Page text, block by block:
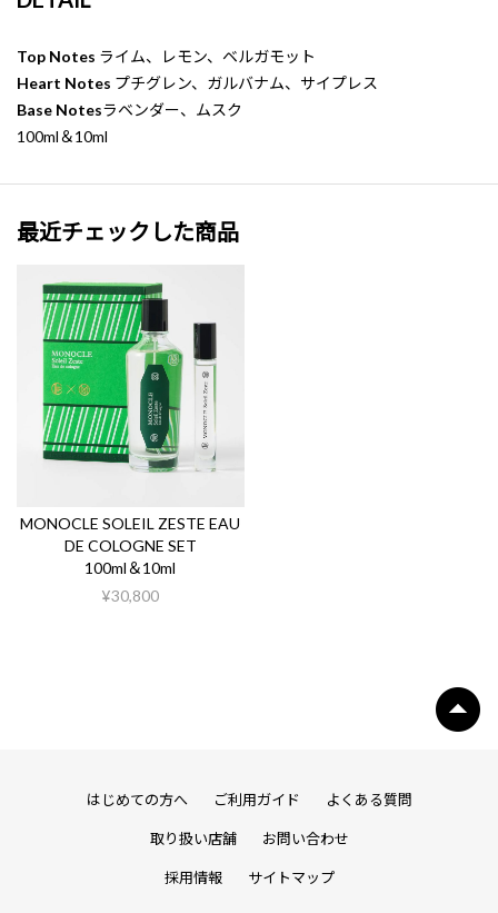
Top Notes ライム、レモン、ベルガモット
Heart Notes プチグレン、ガルバナム、サイプレス
Base Notesラベンダー、ムスク
100ml＆10ml
最近チェックした商品
MONOCLE SOLEIL ZESTE EAU
DE COLOGNE SET
100ml＆10ml
¥30,800
はじめての方へ ご利用ガイド よくある質問
取り扱い店舗 お問い合わせ
採用情報 サイトマップ